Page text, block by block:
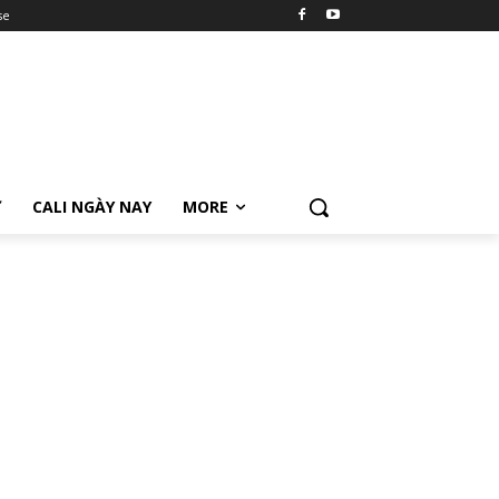
CALI NGÀY NAY MORE